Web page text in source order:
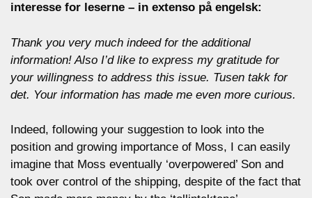
interesse for leserne – in extenso på engelsk:
Thank you very much indeed for the additional
information! Also I’d like to express my gratitude for
your willingness to address this issue. Tusen takk for
det. Your information has made me even more curious.
Indeed, following your suggestion to look into the
position and growing importance of Moss, I can easily
imagine that Moss eventually ‘overpowered’ Son and
took over control of the shipping, despite of the fact that